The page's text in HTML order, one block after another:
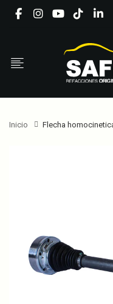
Inicio Flecha